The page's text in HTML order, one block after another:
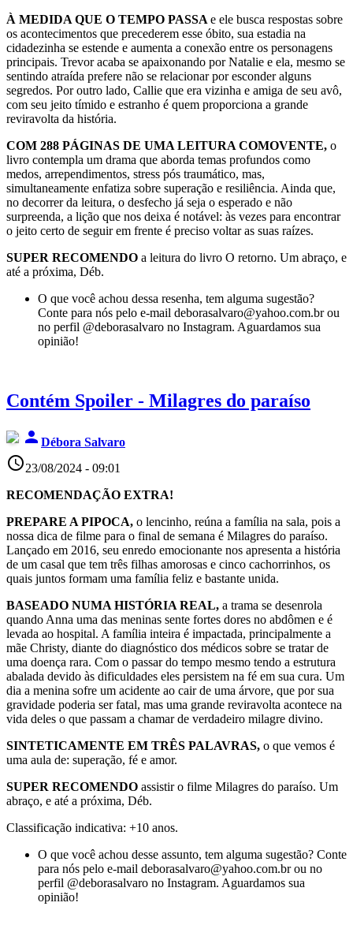
À MEDIDA QUE O TEMPO PASSA e ele busca respostas sobre
os acontecimentos que precederem esse óbito, sua estadia na
cidadezinha se estende e aumenta a conexão entre os personagens
principais. Trevor acaba se apaixonando por Natalie e ela, mesmo se
sentindo atraída prefere não se relacionar por esconder alguns
segredos. Por outro lado, Callie que era vizinha e amiga de seu avô,
com seu jeito tímido e estranho é quem proporciona a grande
reviravolta da história.
COM 288 PÁGINAS DE UMA LEITURA COMOVENTE, o
livro contempla um drama que aborda temas profundos como
medos, arrependimentos, stress pós traumático, mas,
simultaneamente enfatiza sobre superação e resiliência. Ainda que,
no decorrer da leitura, o desfecho já seja o esperado e não
surpreenda, a lição que nos deixa é notável: às vezes para encontrar
o jeito certo de seguir em frente é preciso voltar as suas raízes.
SUPER RECOMENDO a leitura do livro O retorno. Um abraço, e
até a próxima, Déb.
O que você achou dessa resenha, tem alguma sugestão?
Conte para nós pelo e-mail deborasalvaro@yahoo.com.br ou
no perfil @deborasalvaro no Instagram. Aguardamos sua
opinião!
Contém Spoiler - Milagres do paraíso
person Débora Salvaro
access_time23/08/2024 - 09:01
RECOMENDAÇÃO EXTRA!
PREPARE A PIPOCA, o lencinho, reúna a família na sala, pois a
nossa dica de filme para o final de semana é Milagres do paraíso.
Lançado em 2016, seu enredo emocionante nos apresenta a história
de um casal que tem três filhas amorosas e cinco cachorrinhos, os
quais juntos formam uma família feliz e bastante unida.
BASEADO NUMA HISTÓRIA REAL, a trama se desenrola
quando Anna uma das meninas sente fortes dores no abdômen e é
levada ao hospital. A família inteira é impactada, principalmente a
mãe Christy, diante do diagnóstico dos médicos sobre se tratar de
uma doença rara. Com o passar do tempo mesmo tendo a estrutura
abalada devido às dificuldades eles persistem na fé em sua cura. Um
dia a menina sofre um acidente ao cair de uma árvore, que por sua
gravidade poderia ser fatal, mas uma grande reviravolta acontece na
vida deles o que passam a chamar de verdadeiro milagre divino.
SINTETICAMENTE EM TRÊS PALAVRAS, o que vemos é
uma aula de: superação, fé e amor.
SUPER RECOMENDO assistir o filme Milagres do paraíso. Um
abraço, e até a próxima, Déb.
Classificação indicativa: +10 anos.
O que você achou desse assunto, tem alguma sugestão? Conte
para nós pelo e-mail deborasalvaro@yahoo.com.br ou no
perfil @deborasalvaro no Instagram. Aguardamos sua
opinião!